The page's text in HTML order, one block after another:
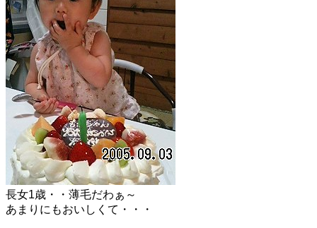
長女1歳・・薄毛だわぁ～
あまりにもおいしくて・・・